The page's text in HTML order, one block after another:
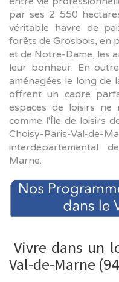
par ses 2 550
véritable havre de
forêts de Grosbois, en
et de Notre-Dame, les
leur bonheur. En
aménagées le long de
offrent un cadre
espaces de loisirs ne
comme l'Île de loisirs
Choisy-Paris-Val-
interdépartemental
Marne.
Vivre dans un
Val-de-Marne